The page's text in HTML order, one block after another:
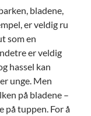
bladene,
er veldig ru
som en
er veldig
hassel kan
unge. Men
på bladene –
på tuppen. For å